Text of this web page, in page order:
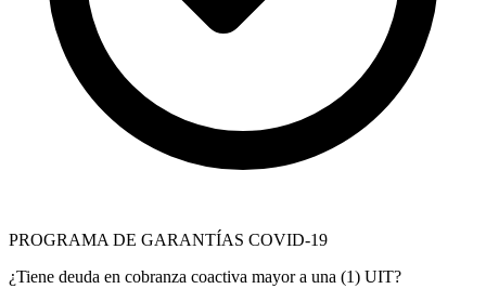
PROGRAMA DE GARANTÍAS COVID-19
¿Tiene deuda en cobranza coactiva mayor a una (1) UIT?